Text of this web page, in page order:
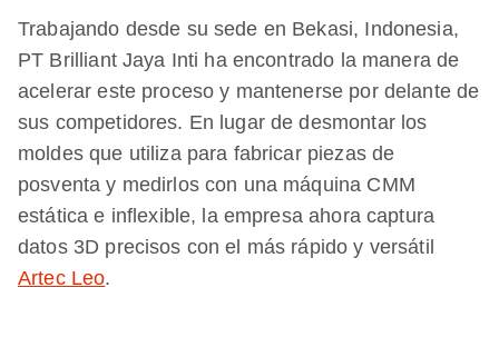
Trabajando desde su sede en Bekasi, Indonesia,
PT Brilliant Jaya Inti ha encontrado la manera de
acelerar este proceso y mantenerse por delante de
sus competidores. En lugar de desmontar los
moldes que utiliza para fabricar piezas de
posventa y medirlos con una máquina CMM
estática e inflexible, la empresa ahora captura
datos 3D precisos con el más rápido y versátil
Artec Leo.